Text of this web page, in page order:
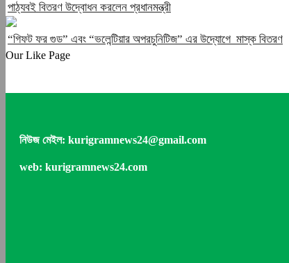
পাঠ্যবই বিতরণ উদ্বোধন করলেন প্রধানমন্ত্রী
“গিফট ফর গুড” এবং “ভলেন্টিয়ার অপরচুনিটিজ” এর উদ্যোগে মাস্ক বিতরণ
Our Like Page
নিউজ মেইল: kurigramnews24@gmail.com
web: kurigramnews24.com